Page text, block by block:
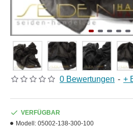
0 Bewertungen - +
VERFÜGBAR
Modell: 05002-138-300-100